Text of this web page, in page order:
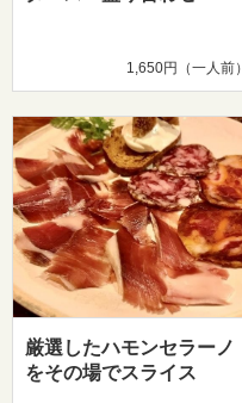
1,650円（一人前）
厳選したハモンセラーノ
をその場でスライス